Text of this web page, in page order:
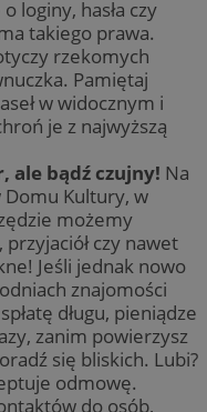
loginy, hasła czy
takiego prawa.
rzekomych
Pamiętaj
w widocznym i
je z najwyższą
ale bądź czujny! Na
Domu Kultury, w
możemy
czy nawet
Jeśli jednak nowo
znajomości
długu, pieniądze
zanim powierzysz
się bliskich. Lubi?
odmowę.
do osób,